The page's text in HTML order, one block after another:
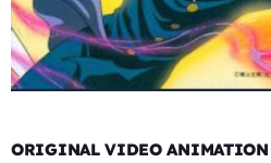
ORIGINAL VIDEO